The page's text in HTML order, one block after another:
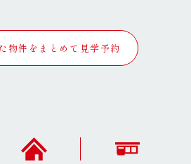
物件をまとめて見学予約